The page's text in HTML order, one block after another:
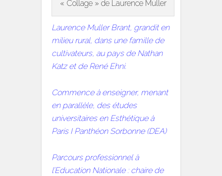
« Collage » de Laurence Muller
Laurence Muller Brant, grandit en
milieu rural, dans une famille de
cultivateurs, au pays de Nathan
Katz et de René Ehni.
Commence à enseigner, menant
en parallèle, des études
universitaires en Esthétique à
Paris I Panthéon Sorbonne (DEA)
Parcours professionnel à
l’Education Nationale : chaire de